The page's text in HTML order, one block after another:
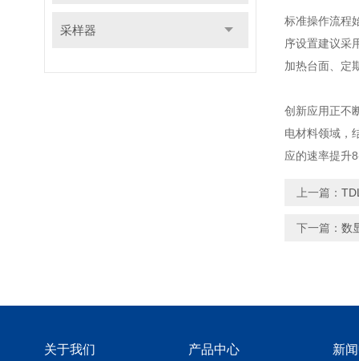
采样器
标准操作流程
序设置建议采
加热台面、定
创新应用正不
电材料领域，
应的速率提升
上一篇：
下一篇： 数
关于我们 产品中心 新